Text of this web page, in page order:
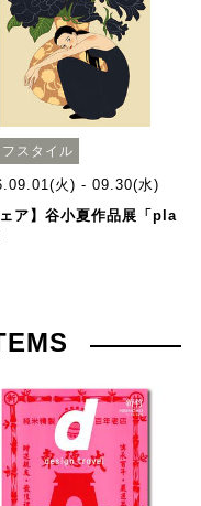
スタイル
火) - 09.30(水)
ェア】谷小夏作品展「pla